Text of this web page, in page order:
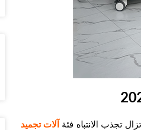
تجذب الانتباه فئة
آلات تجميد